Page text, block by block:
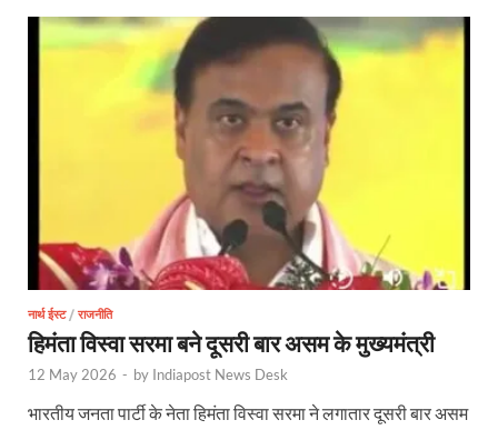
Bullet Train Date: बुलेट ट्रेन की आ गई तारीख कब चलेगी
UP Police Recruitments: साल के आखिरी दिन युवाओं
UP Tourism: योगी सरकार के प्रयास से सनातन का
Indian Railway Network: 2026 के लिए मंच तैयार
Severe cold wave: यूपी में 12वीं तक के सभी स्कूल 1
Ghoda Library Nainital: CM पुष्कर सिंह धामी ने घोड़ा
Kuldeep Singh Sengar: CJI की अध्यक्षता वाली बेंच
नार्थ ईस्ट/ राजनीति
हिमंता विस्वा सरमा बने दूसरी बार असम के मुख्यमंत्री
12 May 2026 - by Indiapost News Desk
भारतीय जनता पार्टी के नेता हिमंता विस्वा सरमा ने लगातार दूसरी बार असम